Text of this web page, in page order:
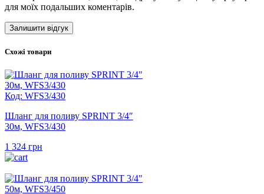
для моїх подальших коментарів.
Схожі товари
Код: WFS3/430
Шланг для поливу SPRINT 3/4″
30м, WFS3/430
1 324 грн